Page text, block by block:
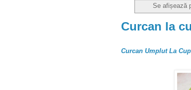
Se afișează
Curcan la
Curcan Umplut La